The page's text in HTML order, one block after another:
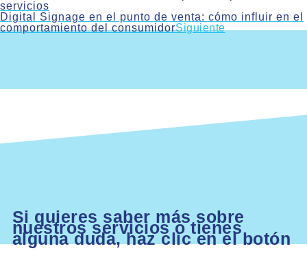
servicios
Digital Signage en el punto de venta: cómo influir en el
comportamiento del consumidorSiguiente
Si quieres saber más sobre
nuestros servicios o tienes
alguna duda, haz clic en el botón